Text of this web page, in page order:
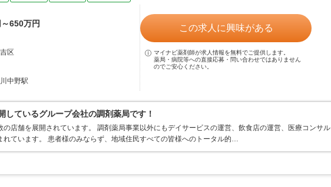
～650万円
区
中野駅
この求人に興味がある
マイナビ薬剤師が求人情報を無料でご提供します。
薬局・病院等への直接応募・問い合わせではありません
のでご安心ください。
しているグループ会社の調剤薬局です！
の店舗を展開されています。 調剤薬局事業以外にもデイサービスの運営、飲食店の運営、医療コンサル
れています。 患者様のみならず、地域住民すべての皆様へのトータル的…